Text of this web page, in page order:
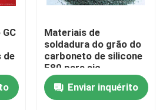
de
Materiais de
soldadura do grão do
carboneto de silicone
F80 para sic
ferramentas elétricas
de Rod do carboneto
de silicone
Enviar inquérito